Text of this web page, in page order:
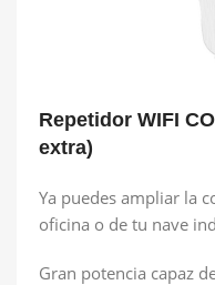
Repetidor WIFI
extra)
Ya puedes ampliar la
oficina o de tu nave
Gran potencia capaz